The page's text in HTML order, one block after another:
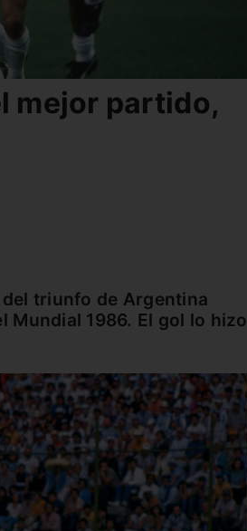
mejor partido,
triunfo de Argentina
Mundial 1986. El gol lo hizo